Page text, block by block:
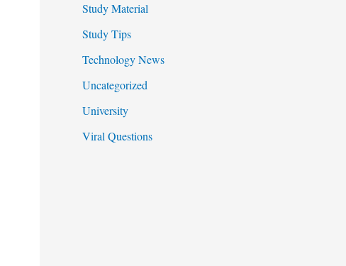
Study Material
Study Tips
Technology News
Uncategorized
University
Viral Questions